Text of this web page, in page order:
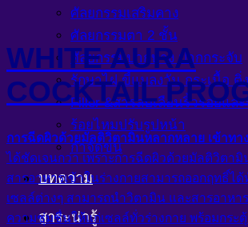
ศัลยกรรมเสริมคาง
ศัลยกรรมตา 2 ชั้น
ศัลยกรรมปากบาง ปากกระจับ
รักษาไฝ ขี้แมลงวัน กระเนื้อ ติ่
Filler &สารลบเลือนริ้วรอยแล
ร้อยไหมปรับรูปหน้า
กำจัดขน
บทความ
สาระน่ารู้
WHITE AURA
COCKTAIL
การฉีดผิวด้วยมัลติวิตามินหลากหลาย เข้าทา
ได้ชัดเจนกว่า เพราะการฉีดผิวด้วยมัลติวิตา
สารอาหารเข้าในร่างกายสามารถออกฤทธิ์ไ
เซลล์ต่างๆ สามารถนำวิตามิน และสารอาหา
ความชุ่มชื่นให้แก่เซลล์ทั่วร่างกาย พร้อมกระ